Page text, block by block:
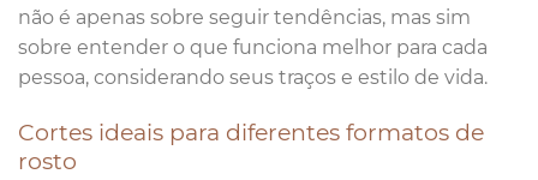
não é apenas sobre seguir tendências, mas sim
sobre entender o que funciona melhor para cada
pessoa, considerando seus traços e estilo de vida.
Cortes ideais para diferentes formatos de
rosto